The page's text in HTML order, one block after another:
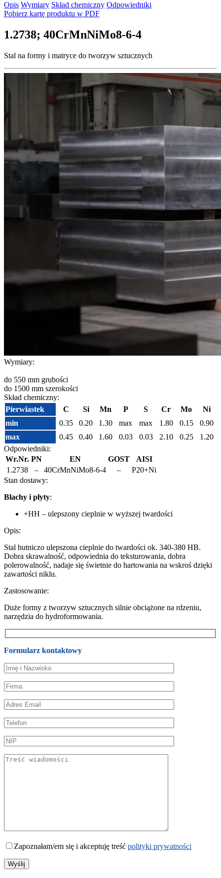
Opis Wymiary Skład chemiczny Odpowiedniki
Pobierz kartę produktu w PDF
1.2738; 40CrMnNiMo8-6-4
Stal na formy i matryce do tworzyw sztucznych
Wymiary:
do 550 mm grubości
do 1500 mm szerokości
Skład chemiczny:
Pierwiastek
C Si Mn P S Cr Mo
Ni
min
0.35 0.20 1.30 max max 1.80 0.15
0.90
max
0.45 0.40 1.60 0.03 0.03 2.10 0.25
1.20
Odpowiedniki:
Wr.Nr. PN EN GOST
AISI
1.2738
– 40CrMnNiMo8-6-4 –
P20+Ni
Stan dostawy:
Blachy i płyty:
+HH – ulepszony cieplnie w wyższej twardości
Opis:
Stal hutniczo ulepszona cieplnie do twardości ok. 340-380 HB.
Dobra skrawalność, odpowiednia do teksturowania, dobra
polerowalność, nadaje się świetnie do hartowania na wskroś dzięki
zawartości niklu.
Zastosowanie:
Duże formy z tworzyw sztucznych silnie obciążone na rdzeniu,
narzędzia do hydroformowania.
Formularz kontaktowy
Zapoznałam/em się i akceptuję treść polityki prywatności